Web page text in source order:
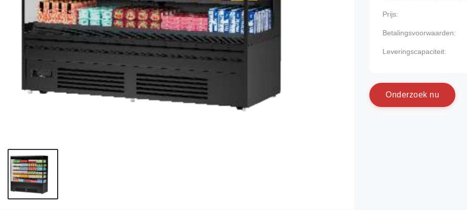
Prijs:
Betalingsvoorwaarden:
Leveringscapaciteit:
Onderzoek nu